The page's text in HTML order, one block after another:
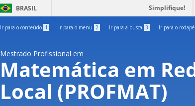
BRASIL Simplifique!
Ir para o conteúdo 1 Ir para o menu 2 Ir para a busca 3 Ir para o rodapé
Mestrado Profissional em
Matemática em
Local (PROFMAT)